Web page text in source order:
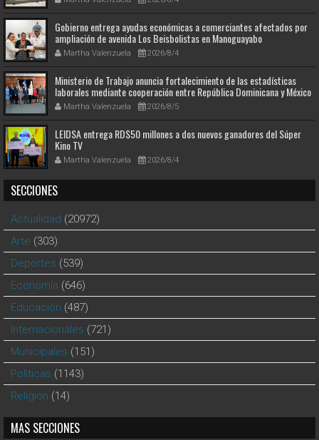
Gobierno entrega ayudas económicas a comerciantes afectados por
ampliación de avenida Los Beisbolistas en Manoguayabo
Martha Valenzuela 2026/8/4
Ministerio de Trabajo anuncia fortalecimiento de las estadísticas
laborales mediante cooperación entre República Dominicana y México
Martha Valenzuela 2026/8/5
LEIDSA entrega RD$50 millones a dos nuevos ganadores del Súper
Kino TV
Martha Valenzuela 2026/8/4
SECCIONES
Actualidad (20972)
Arte (303)
Deportes (539)
Economía (646)
Educación (487)
Internacionales (721)
Municipales (151)
Polìticas (1143)
Religion (14)
MAS SECCIONES